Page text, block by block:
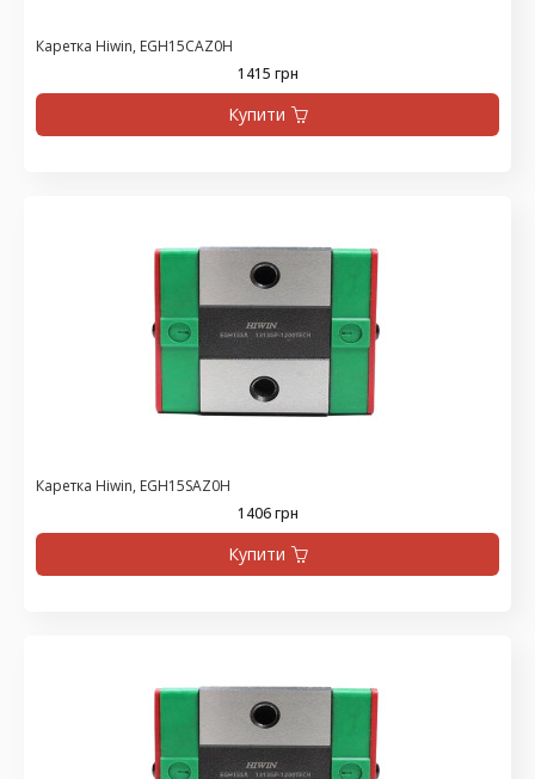
Каретка Hiwin, EGH15CAZ0H
1415 грн
Купити
Каретка Hiwin, EGH15SAZ0H
1406 грн
Купити